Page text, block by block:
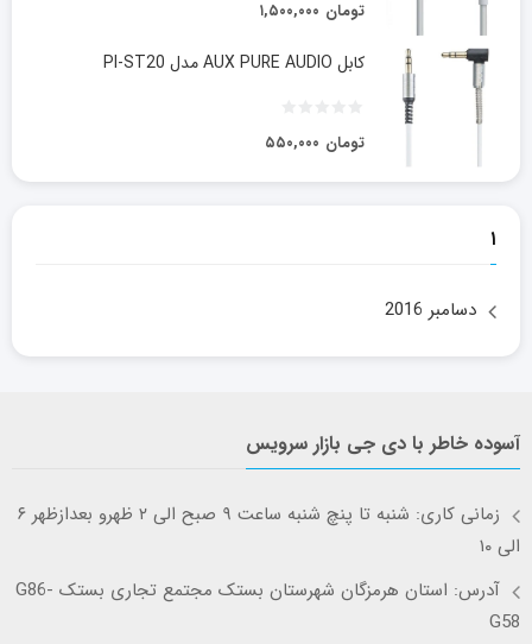
۱,۵۰۰,۰۰۰ تومان
کابل AUX PURE AUDIO مدل PI-ST20
۵۵۰,۰۰۰ تومان
۱
دسامبر 2016
آسوده خاطر با دی جی بازار سرویس
زمانی کاری: شنبه تا پنچ شنبه ساعت ۹ صبح الی ۲ ظهرو بعدازظهر ۶
الی ۱۰
آدرس: استان هرمزگان شهرستان بستک مجتمع تجاری بستک G86-
G58